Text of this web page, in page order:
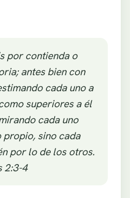
por contienda o
antes bien con
cada uno a
superiores a él
cada uno
sino cada
por lo de los otros.
2:3-4